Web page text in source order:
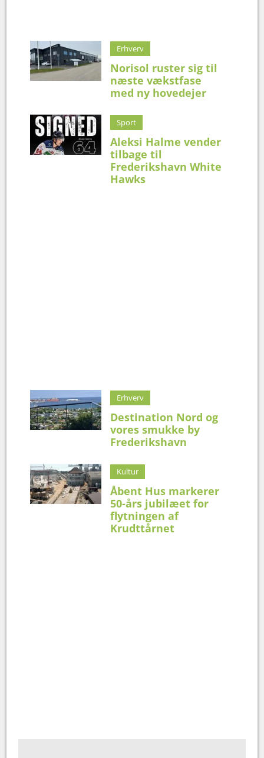
Erhverv
Norisol ruster sig til
næste vækstfase
med ny hovedejer
Sport
Aleksi Halme vender
tilbage til
Frederikshavn White
Hawks
Erhverv
Destination Nord og
vores smukke by
Frederikshavn
Kultur
Åbent Hus markerer
50-års jubilæet for
flytningen af
Krudttårnet